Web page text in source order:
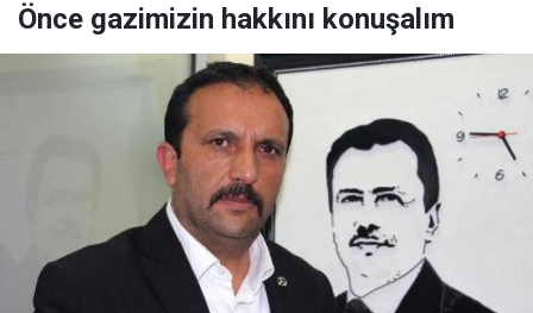
Önce gazimizin hakkını konuşalım